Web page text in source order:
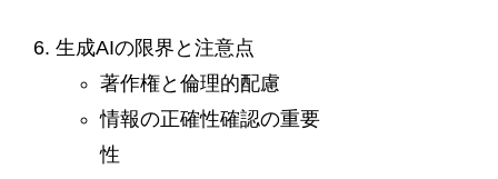
生成AIの限界と注意点
著作権と倫理的配慮
情報の正確性確認の重要
性